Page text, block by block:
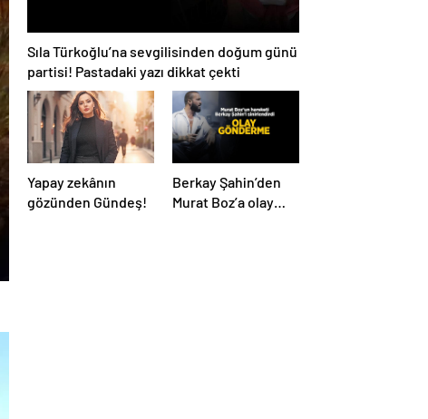
Sıla Türkoğlu’na sevgilisinden doğum günü
partisi! Pastadaki yazı dikkat çekti
Yapay zekânın
gözünden Gündeş!
Berkay Şahin’den
Murat Boz’a olay